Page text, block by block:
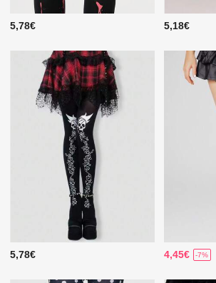
5,78€ 5,18€
5,78€ 4,45€ -7%